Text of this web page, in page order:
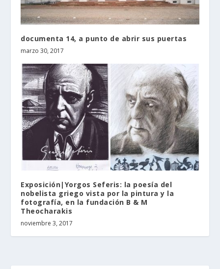
documenta 14, a punto de abrir sus puertas
marzo 30, 2017
Exposición|Yorgos Seferis: la poesía del
nobelista griego vista por la pintura y la
fotografía, en la fundación B & Μ
Theocharakis
noviembre 3, 2017